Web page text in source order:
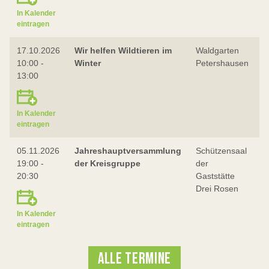
In Kalender
eintragen
17.10.2026
10:00 -
13:00
In Kalender
eintragen
Wir helfen Wildtieren im
Winter
Waldgarten
Petershausen
05.11.2026
19:00 -
20:30
In Kalender
eintragen
Jahreshauptversammlung
der Kreisgruppe
Schützensaal
der
Gaststätte
Drei Rosen
ALLE TERMINE